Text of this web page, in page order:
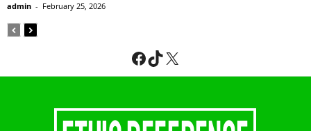
admin - February 25, 2026
Facebook
TikTok
X